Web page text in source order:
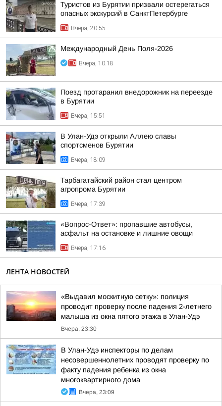
Туристов из Бурятии призвали остерегаться
опасных экскурсий в СанктПетербурге
Вчера, 20:55
Международный День Поля-2026
Вчера, 10:18
Поезд протаранил внедорожник на переезде
в Бурятии
Вчера, 15:51
В Улан-Удэ открыли Аллею славы
спортсменов Бурятии
Вчера, 18:09
Тарбагатайский район стал центром
агропрома Бурятии
Вчера, 17:39
«Вопрос-Ответ»: пропавшие автобусы,
асфальт на остановке и лишние овощи
Вчера, 17:16
ЛЕНТА НОВОСТЕЙ
«Выдавил москитную сетку»: полиция
проводит проверку после падения 2-летнего
малыша из окна пятого этажа в Улан-Удэ
Вчера, 23:30
В Улан-Удэ инспекторы по делам
несовершеннолетних проводят проверку по
факту падения ребенка из окна
многоквартирного дома
Вчера, 23:09